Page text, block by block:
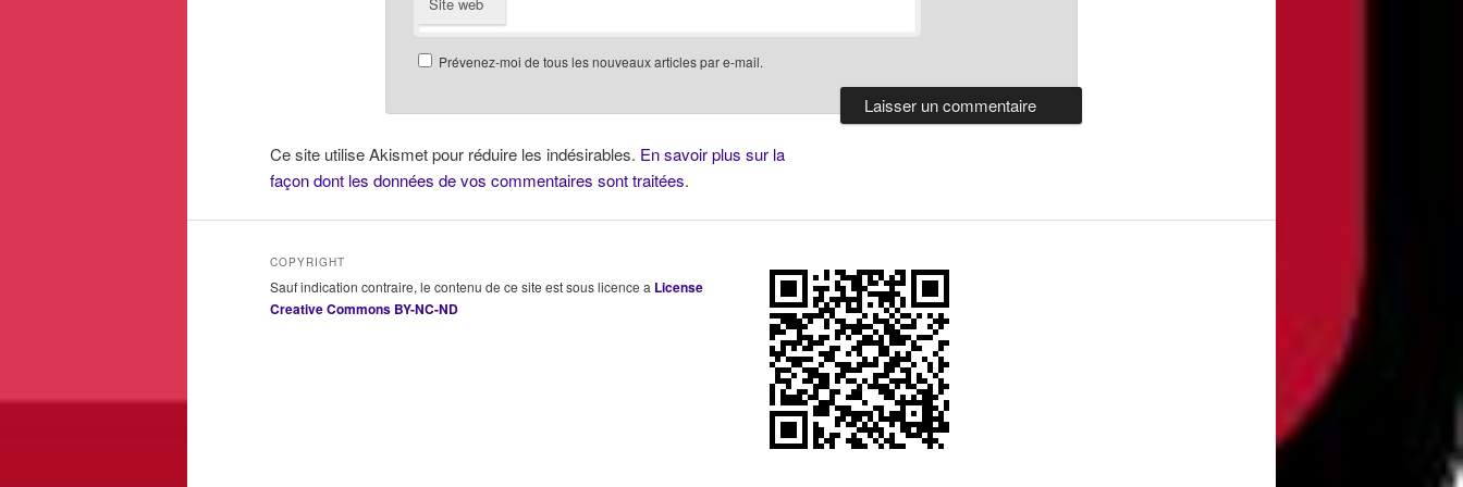
Prévenez-moi de tous les nouveaux articles par e-mail.
Ce site utilise Akismet pour réduire les indésirables. En savoir plus sur la
façon dont les données de vos commentaires sont traitées.
COPYRIGHT
Sauf indication contraire, le contenu de ce site est sous licence a License
Creative Commons BY-NC-ND